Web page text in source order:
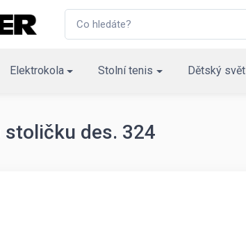
Elektrokola Stolní tenis Dětský svět
stoličku des. 324